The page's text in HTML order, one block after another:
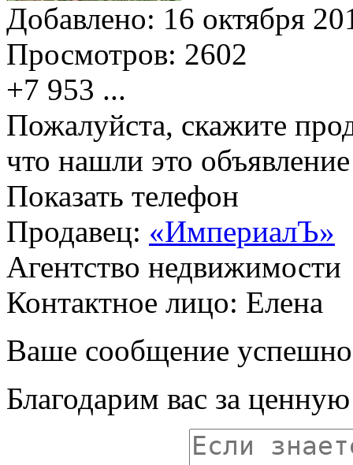
Добавлено: 16 октября
Просмотров: 2602
+7 953 ...
Пожалуйста, скажите
что нашли это
Показать телефон
Продавец: «ИмпериалЪ»
Агентство недвижимости
Контактное лицо: Елена
Ваше сообщение успешно
Благодарим вас за